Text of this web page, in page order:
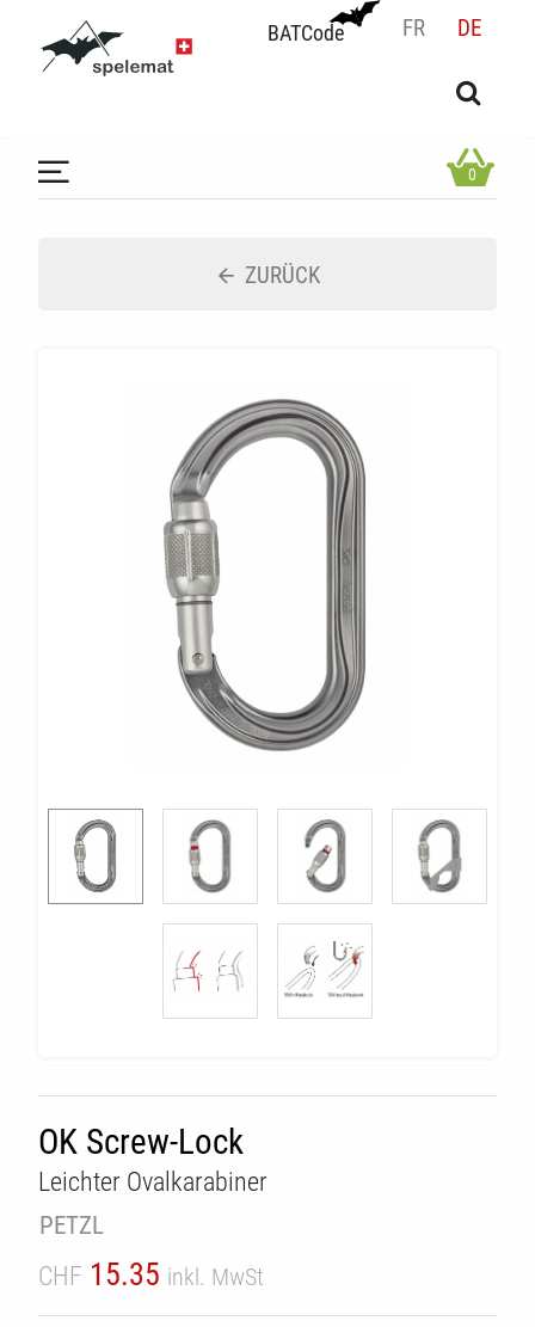
BATCode FR DE
BATCode
OK
0
ZURÜCK
OK Screw-Lock
Leichter Ovalkarabiner
PETZL
CHF 15.35 inkl. MwSt